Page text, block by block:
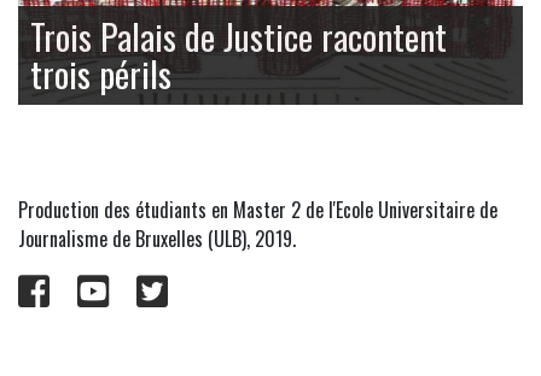
Trois Palais de Justice racontent
trois périls
Production des étudiants en Master 2 de l'Ecole Universitaire de
Journalisme de Bruxelles (ULB), 2019.